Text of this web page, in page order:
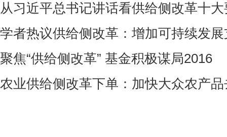
从习近平总书记讲话看供给侧改革十
学者热议供给侧改革：增加可持续发
聚焦“供给侧改革” 基金积极谋局2016
农业供给侧改革下单：加快大众农产